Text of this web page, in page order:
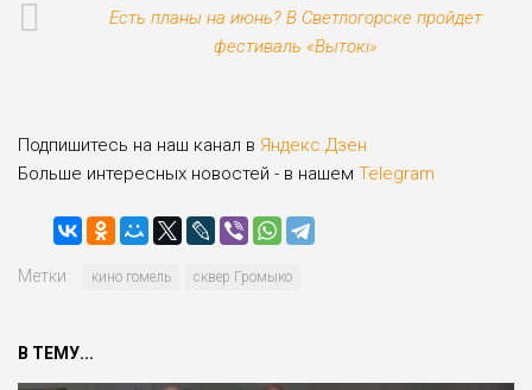
Есть планы на июнь? В Светлогорске пройдет
фестиваль «Вытокi»
Подпишитесь на наш канал в Яндекс.Дзен
Больше интересных новостей - в нашем Telegram
Метки: кино гомель сквер Громыко
В ТЕМУ...